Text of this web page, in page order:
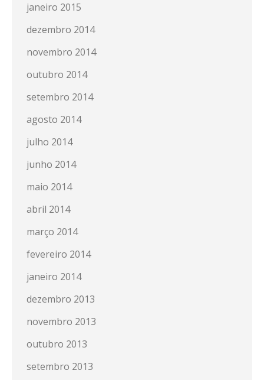
janeiro 2015
dezembro 2014
novembro 2014
outubro 2014
setembro 2014
agosto 2014
julho 2014
junho 2014
maio 2014
abril 2014
março 2014
fevereiro 2014
janeiro 2014
dezembro 2013
novembro 2013
outubro 2013
setembro 2013